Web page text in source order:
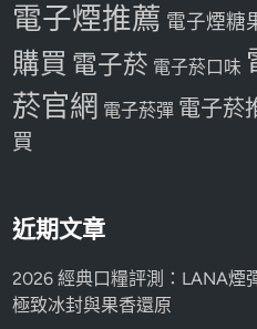
電子煙推薦 電子煙糖
購買 電子菸 電子菸口味
菸官網 電子菸彈 電子菸
買
近期文章
2026 經典口糧評測：LANA煙
極致冰封與果香還原